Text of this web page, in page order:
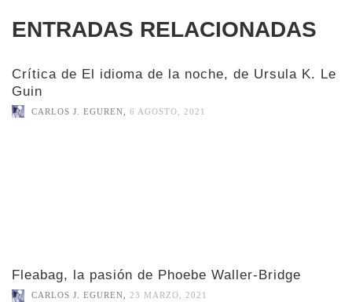
ENTRADAS RELACIONADAS
Crítica de El idioma de la noche, de Ursula K. Le
Guin
CARLOS J. EGUREN 6 AGOSTO, 2021
Fleabag, la pasión de Phoebe Waller-Bridge
CARLOS J. EGUREN, 23 MARZO, 2021